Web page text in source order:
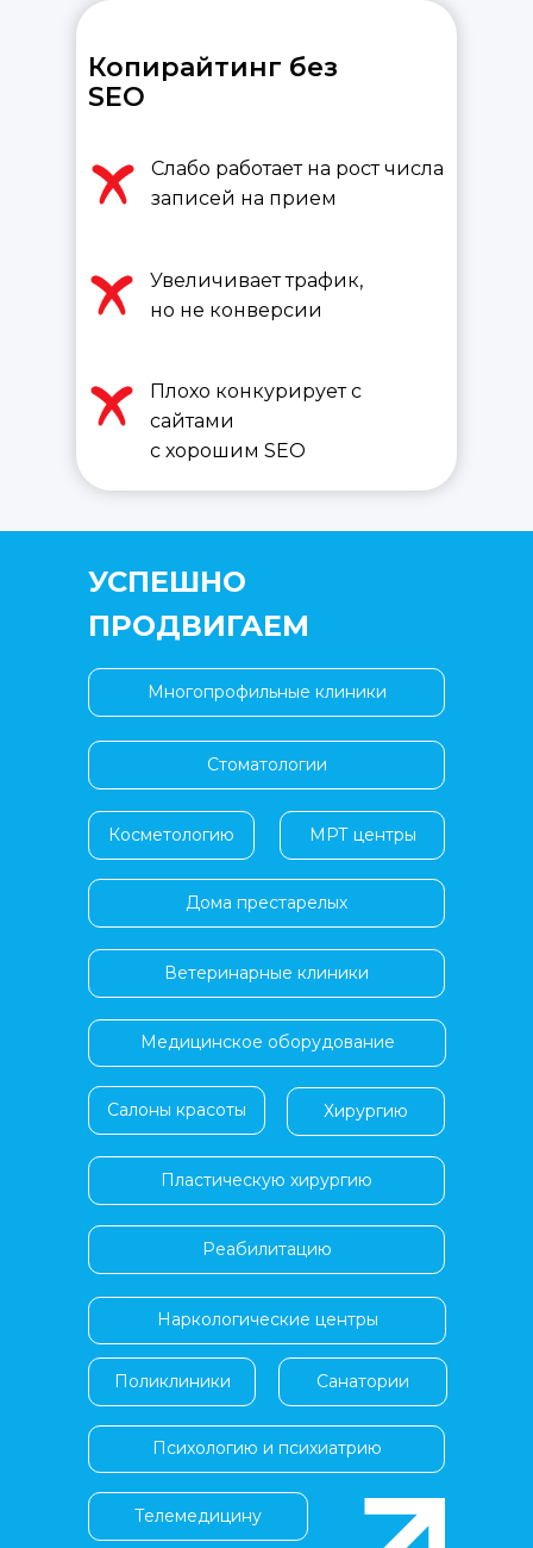
Копирайтинг без
SEO
Слабо работает на рост числа
записей на прием
Увеличивает трафик,
но не конверсии
Плохо конкурирует с
сайтами
с хорошим SEO
УСПЕШНО
ПРОДВИГАЕМ
Многопрофильные клиники
Стоматологии
Косметологию
Дома престарелых
Ветеринарные клиники
Санатории
Медицинское оборудование
Салоны красоты
Пластическую хирургию
Психологию и психиатрию
Телемедицину
Хирургию
МРТ центры
Реабилитацию
Наркологические центры
Поликлиники